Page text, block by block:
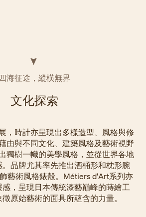
四海征途，縱橫無界
​文化探索
，時計亦呈現出多樣造型、風格與修
由與不同文化、建築風格及藝術視野
獨樹一幟的美學風格，並從世界各地
品牌尤其率先推出酒桶形和枕形腕
藝術風格錶殼。Métiers d'Art系列亦
，呈現日本傳統漆藝巔峰的蒔繪工
原始藝術的面具所蘊含的力量。